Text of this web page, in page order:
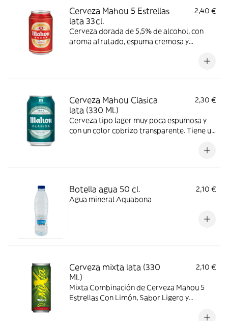
Cerveza Mahou 5 Estrellas
lata 33cl.
2,40 €
Cerveza dorada de 5,5% de alcohol, con
aroma afrutado, espuma cremosa y
Cerveza Mahou Clasica
lata (330 Ml.)
2,30 €
Cerveza tipo lager muy poca espumosa y
con un color cobrizo transparente. Tiene un
% de Alcohol
Botella agua 50 cl.
2,10 €
Agua mineral Aquabona
Cerveza mixta lata (330
Ml.)
2,10 €
Mixta Combinación de Cerveza Mahou 5
Estrellas Con Limón, Sabor Ligero y